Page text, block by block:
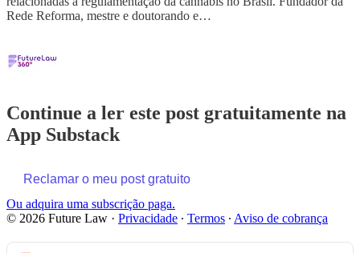
Rede Reforma, mestre e doutorando e…
Continue a ler este post gratuitamente na
App Substack
Reclamar o meu post gratuito
Ou adquira uma subscrição paga.
© 2026 Future Law · Privacidade ∙ Termos ∙ Aviso de cobrança